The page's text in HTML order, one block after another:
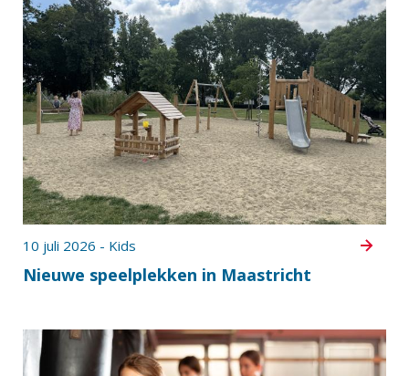
Nieuwe speelplekken in Maastricht
10 juli 2026 - Kids